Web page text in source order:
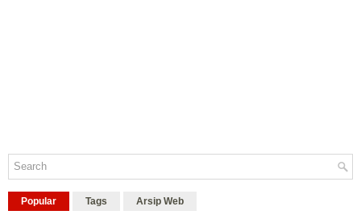
Popular Tags Arsip Web